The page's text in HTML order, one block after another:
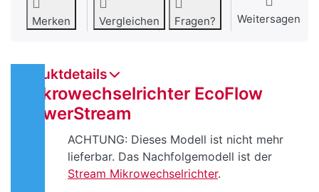
Merken Vergleichen Fragen? Weitersagen
Produktdetails
Mikrowechselrichter EcoFlow
PowerStream
ACHTUNG: Dieses Modell ist nicht mehr
lieferbar. Das Nachfolgemodell ist der
Stream Mikrowechselrichter.